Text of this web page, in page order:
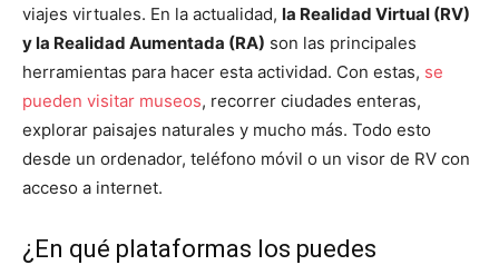
viajes virtuales. En la actualidad, la Realidad Virtual (RV)
y la Realidad Aumentada (RA) son las principales
herramientas para hacer esta actividad. Con estas, se
pueden visitar museos, recorrer ciudades enteras,
explorar paisajes naturales y mucho más. Todo esto
desde un ordenador, teléfono móvil o un visor de RV con
acceso a internet.
¿En qué plataformas los puedes